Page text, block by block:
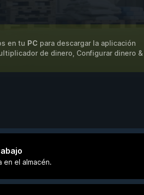
en tu PC para descargar la aplicación
de dinero, Configurar dinero &
en el almacén.